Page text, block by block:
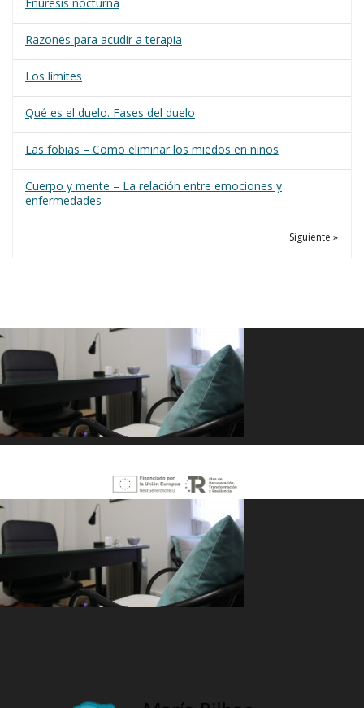
Razones para acudir a terapia
Los límites
Qué es el duelo. Fases del duelo
Las fobias – Como eliminar los miedos en niños
Cuerpo y mente – La relación entre emociones y
enfermedades
Siguiente »